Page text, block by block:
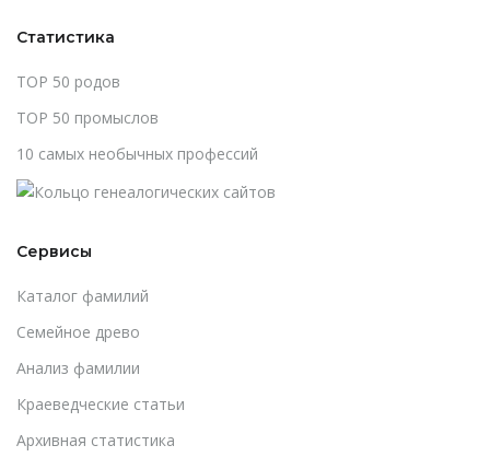
Статистика
TOP 50 родов
TOP 50 промыслов
10 самых необычных профессий
Сервисы
Каталог фамилий
Cемейное древо
Анализ фамилии
Краеведческие статьи
Архивная статистика